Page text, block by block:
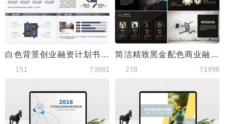
白色背景创业融资计划书PPT
151 73081
简洁精致黑金配色商业融资计划书PPT模板
278 71998